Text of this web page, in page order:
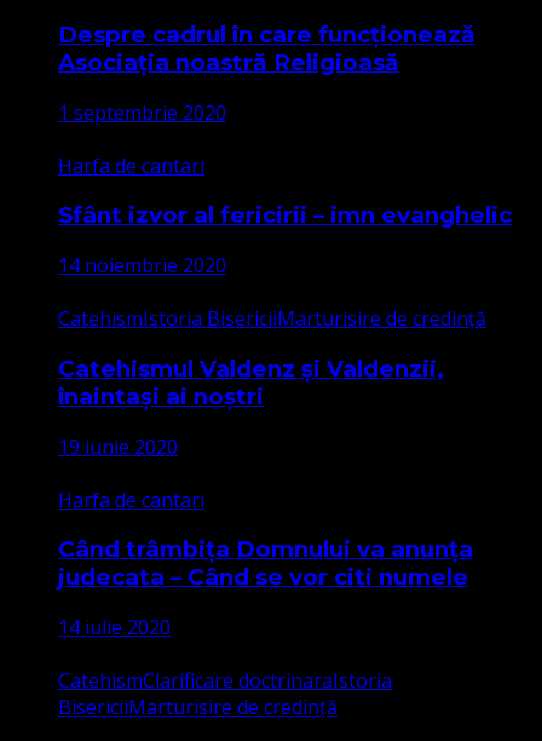
Despre cadrul în care funcționează
Asociația noastră Religioasă
1 septembrie 2020
Harfa de cantari
Sfânt izvor al fericirii – imn evanghelic
14 noiembrie 2020
CatehismIstoria BisericiiMarturisire de credință
Catehismul Valdenz și Valdenzii,
înaintași ai noștri
19 iunie 2020
Harfa de cantari
Când trâmbița Domnului va anunța
judecata – Când se vor citi numele
14 iulie 2020
CatehismClarificare doctrinaraIstoria
BisericiiMarturisire de credință